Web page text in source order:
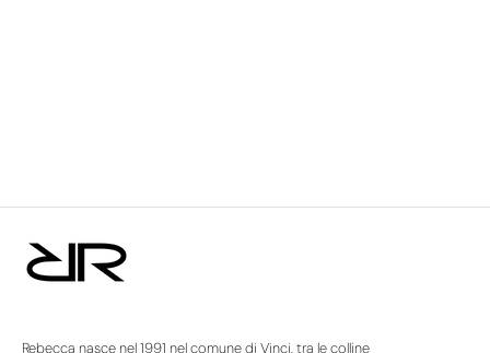
Rebecca nasce nel 1991 nel comune di Vinci, tra le colline